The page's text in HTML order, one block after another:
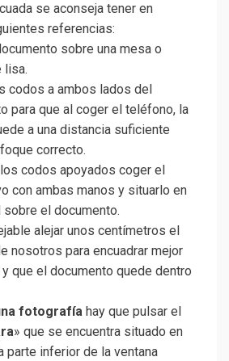
se aconseja tener en
referencias:
sobre una mesa o
lisa.
codos a ambos lados del
para que al coger el teléfono, la
a una distancia suficiente
correcto.
codos apoyados coger el
con ambas manos y situarlo en
sobre el documento.
alejar unos centímetros el
nosotros para encuadrar mejor
y que el documento quede dentro
fotografía hay que pulsar el
» que se encuentra situado en
parte inferior de la ventana